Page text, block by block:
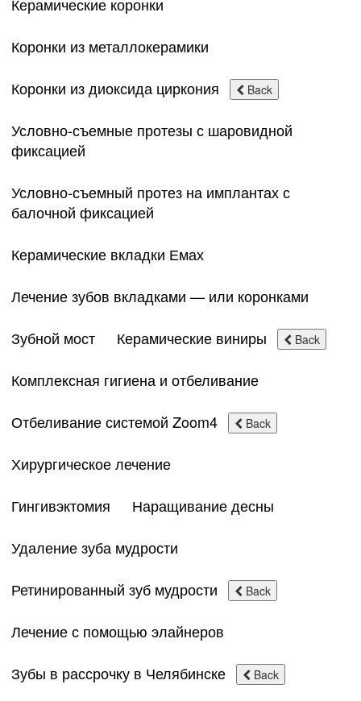
Коронки из металлокерамики
Коронки из диоксида циркония
Back
Условно-съемные протезы с шаровидной
фиксацией
Условно-съемный протез на имплантах с
балочной фиксацией
Керамические вкладки Емах
Лечение зубов вкладками — или коронками
Зубной мост
Керамические виниры Back
Комплексная гигиена и отбеливание
Отбеливание системой Zoom4
Back
Хирургическое лечение
Гингивэктомия
Наращивание десны
Удаление зуба мудрости
Ретинированный зуб мудрости
Back
Лечение с помощью элайнеров
Зубы в рассрочку в Челябинске
Back